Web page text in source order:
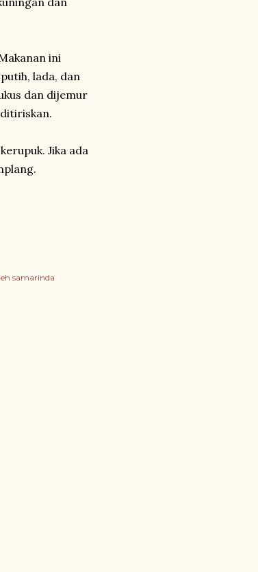
ini
lada, dan
dan dijemur
Jika ada
samarinda